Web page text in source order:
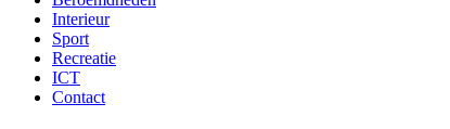
Interieur
Sport
Recreatie
ICT
Contact